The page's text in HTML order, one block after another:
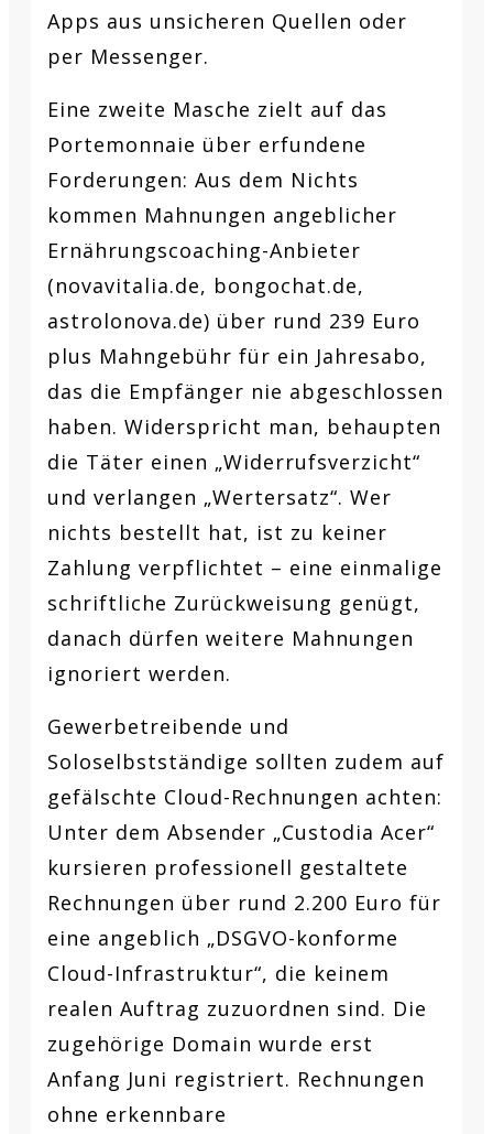
Apps aus unsicheren Quellen oder
per Messenger.
Eine zweite Masche zielt auf das
Portemonnaie über erfundene
Forderungen: Aus dem Nichts
kommen Mahnungen angeblicher
Ernährungscoaching-Anbieter
(novavitalia.de, bongochat.de,
astrolonova.de) über rund 239 Euro
plus Mahngebühr für ein Jahresabo,
das die Empfänger nie abgeschlossen
haben. Widerspricht man, behaupten
die Täter einen „Widerrufsverzicht“
und verlangen „Wertersatz“. Wer
nichts bestellt hat, ist zu keiner
Zahlung verpflichtet – eine einmalige
schriftliche Zurückweisung genügt,
danach dürfen weitere Mahnungen
ignoriert werden.
Gewerbetreibende und
Soloselbstständige sollten zudem auf
gefälschte Cloud-Rechnungen achten:
Unter dem Absender „Custodia Acer“
kursieren professionell gestaltete
Rechnungen über rund 2.200 Euro für
eine angeblich „DSGVO-konforme
Cloud-Infrastruktur“, die keinem
realen Auftrag zuzuordnen sind. Die
zugehörige Domain wurde erst
Anfang Juni registriert. Rechnungen
ohne erkennbare